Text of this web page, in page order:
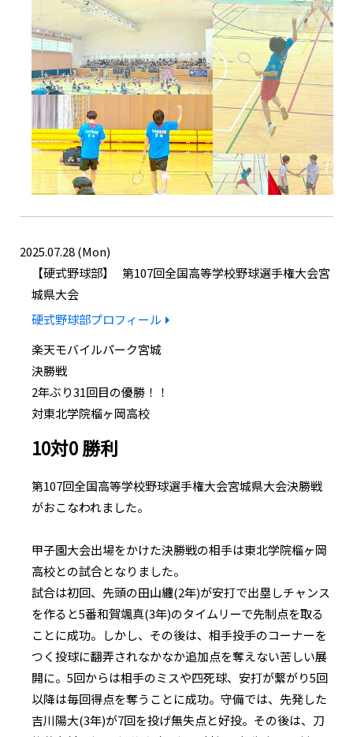
2025.07.28 (Mon)
硬式野球部
第107回全国高等学校野球選手権大会宮
城県大会
硬式野球部プロフィール
楽天モバイルパーク宮城
決勝戦
2年ぶり31回目の優勝！！
対東北学院榴ヶ岡高校
10対0 勝利
第107回全国高等学校野球選手権大会宮城県大会決勝戦
がおこなわれました。
甲子園大会出場をかけた決勝戦の相手は東北学院榴ヶ岡
高校との試合となりました。
試合は初回、先頭の田山纏(2年)が安打で出塁しチャンス
を作ると5番和賀颯真(3年)のタイムリーで先制点を取る
ことに成功。しかし、その後は、相手投手のコーナーを
つく投球に翻弄されなかなか追加点を奪えない苦しい展
開に。5回からは相手のミスや四死球、安打が繋がり5回
以降は毎回得点を奪うことに成功。守備では、先発した
吉川陽大(3年)が7回を投げ無失点と好投。その後は、刀